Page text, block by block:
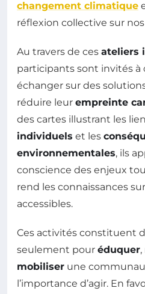
changement climatique
réflexion collective sur
Au travers de ces ateliers
participants sont invités à
échanger sur des
réduire leur empreinte
des cartes illustrant les
individuels et les
environnementales, ils
conscience des enjeux
rend les connaissances
accessibles.
Ces activités constituent
seulement pour éduquer
mobiliser une
l’importance d’agir. En